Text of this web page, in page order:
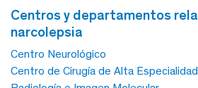
centros y departamentos relacionados
narcolepsia
Centro Neurológico
Centro de Cirugía de Alta Especialidad